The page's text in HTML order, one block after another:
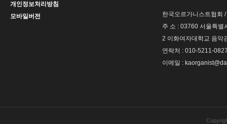
개인정보처리방침
모바일버전
한국오르가니스트협회
주 소 : 03760 서울특별
2 이화여자대학교 음악
연락처 : 010-5211-
이메일 :